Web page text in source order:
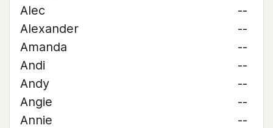
Alec
--
Alexander
--
Amanda
--
Andi
--
Andy
--
Angie
--
Annie
--